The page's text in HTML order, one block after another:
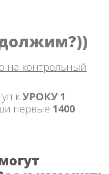
на контрольный
кУРОКУ 1
первые 1400